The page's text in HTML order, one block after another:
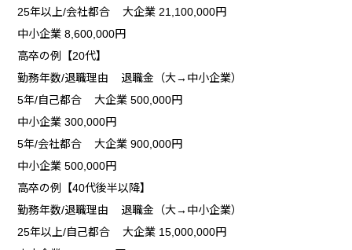
25年以上/会社都合 大企業 21,100,000円
中小企業 8,600,000円
高卒の例【20代】
勤務年数/退職理由 退職金（大→中小企業）
5年/自己都合 大企業 500,000円
中小企業 300,000円
5年/会社都合 大企業 900,000円
中小企業 500,000円
高卒の例【40代後半以降】
勤務年数/退職理由 退職金（大→中小企業）
25年以上/自己都合 大企業 15,000,000円